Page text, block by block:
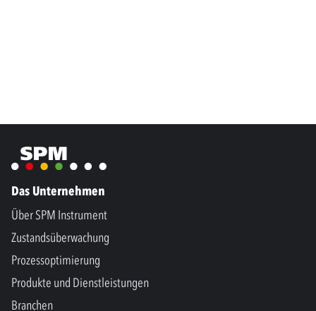
Das Unternehmen
Über SPM Instrument
Zustandsüberwachung
Prozessoptimierung
Produkte und Dienstleistungen
Branchen